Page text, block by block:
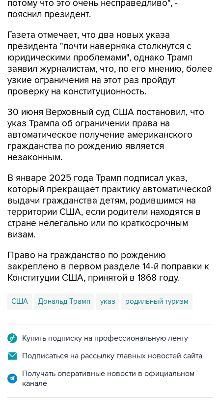
Газета отмечает, что два новых указа
юридическими проблемами", однако Трамп
заявил журналистам, что, по его мнению, более
узкие ограничения на этот раз пройдут
проверку на конституционность.
30 июня Верховный суд США постановил, что
автоматическое получение американского
гражданства по рождению является
незаконным.
В январе 2025 года Трамп подписал указ,
выдачи гражданства детям, родившимся на
территории США, если родители находятся в
стране нелегально или по краткосрочным
визам.
Право на гражданство по рождению
Конституции США, принятой в 1868 году.
США Дональд Трамп указ родильный туризм
Подписаться на рассылку главных новостей сайта
Получать оперативные новости в официальном